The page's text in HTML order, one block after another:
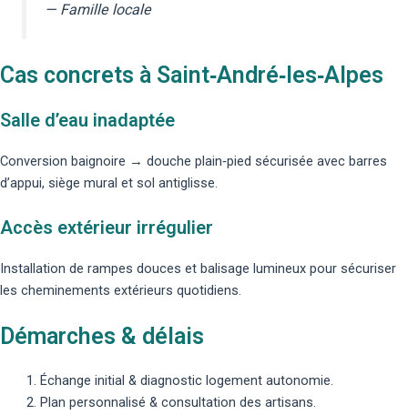
— Famille locale
Cas concrets à Saint‑André‑les‑Alpes
Salle d’eau inadaptée
Conversion baignoire → douche plain‑pied sécurisée avec barres
d’appui, siège mural et sol antiglisse.
Accès extérieur irrégulier
Installation de rampes douces et balisage lumineux pour sécuriser
les cheminements extérieurs quotidiens.
Démarches & délais
Échange initial & diagnostic logement autonomie.
Plan personnalisé & consultation des artisans.